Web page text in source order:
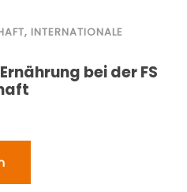
, INTERNATIONALE
bei der FS